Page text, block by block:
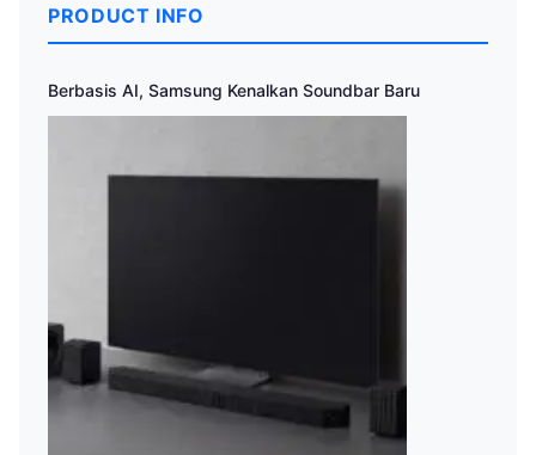
PRODUCT INFO
Berbasis AI, Samsung Kenalkan Soundbar Baru